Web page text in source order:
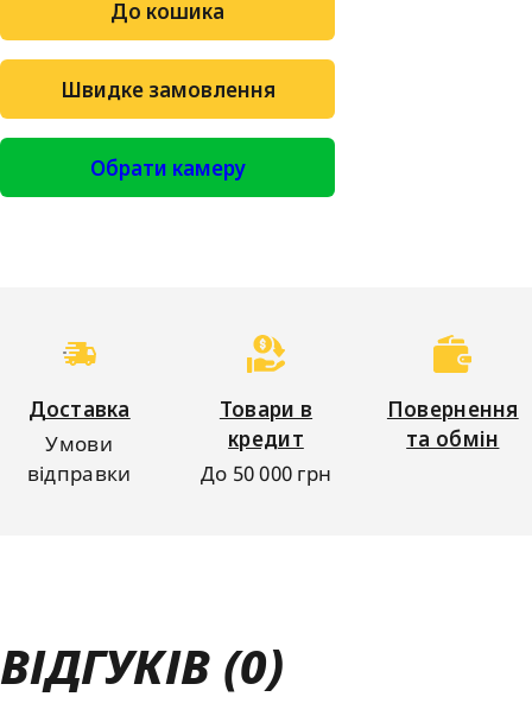
До кошика
Швидке замовлення
Обрати камеру
Доставка
Умови
відправки
Товари в
кредит
До 50 000 грн
Повернення
та обмін
ВІДГУКІВ (0)